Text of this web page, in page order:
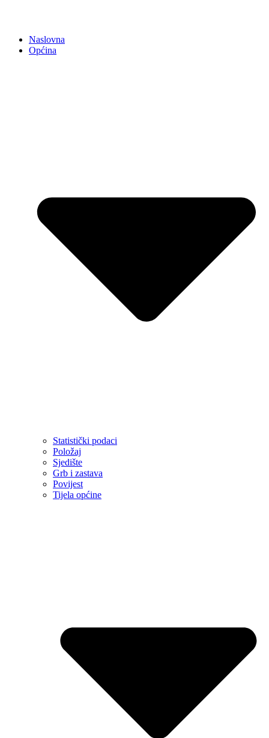
Naslovna
Općina
Statistički podaci
Položaj
Sjedište
Grb i zastava
Povijest
Tijela općine